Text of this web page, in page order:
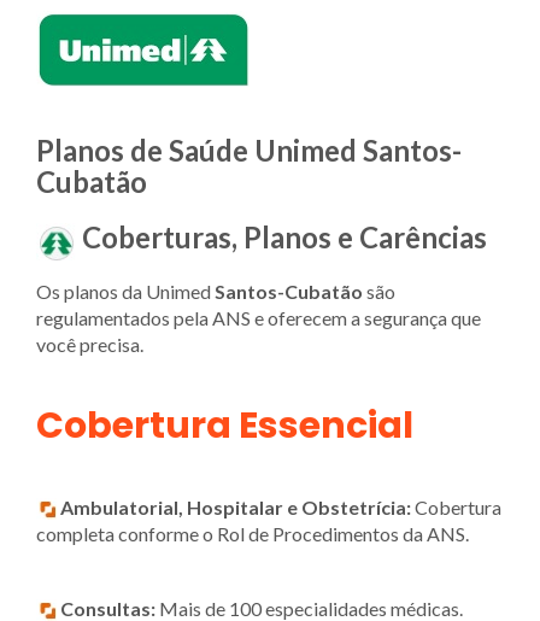
Planos de Saúde Unimed Santos-
Cubatão
Coberturas, Planos e Carências
Os planos da Unimed Santos-Cubatão são
regulamentados pela ANS e oferecem a segurança que
você precisa.
Cobertura Essencial
Ambulatorial, Hospitalar e Obstetrícia:Cobertura
completa conforme o Rol de Procedimentos da ANS.
Consultas: Mais de 100 especialidades médicas.